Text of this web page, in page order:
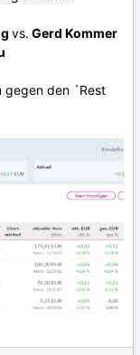
vs. Gerd Kommer
gegen den ´Rest